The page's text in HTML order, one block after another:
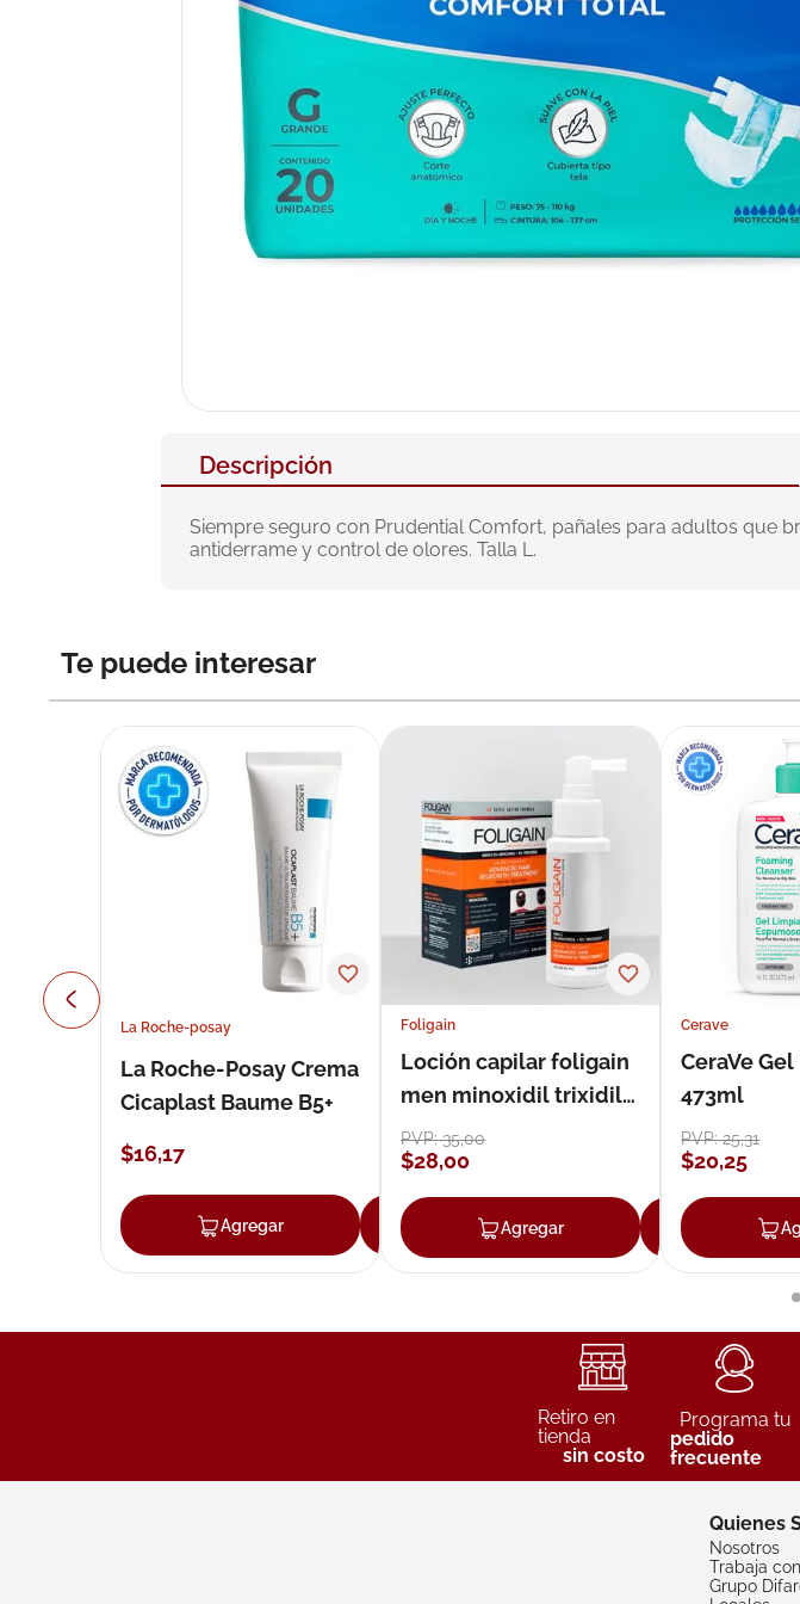
Descripción
Siempre seguro con Prudential Comfort, pañales para adultos que
antiderrame y control de olores. Talla L.
Te puede interesar
La Roche-posay
La Roche-Posay Crema
Cicaplast Baume B5+
$16,17
Agregar Agregar
Foligain
Loción capilar foligain
men minoxidil trixidil
loción 59 ml
PVP:35,00
$28,00
Agregar
Cerave
CeraVe
473ml
PVP:25,31
$20,25
Retiro en
tienda
sin costo
Programa tu
pedido
frecuente
Quienes
Nosotros
Trabaja
Grupo
10